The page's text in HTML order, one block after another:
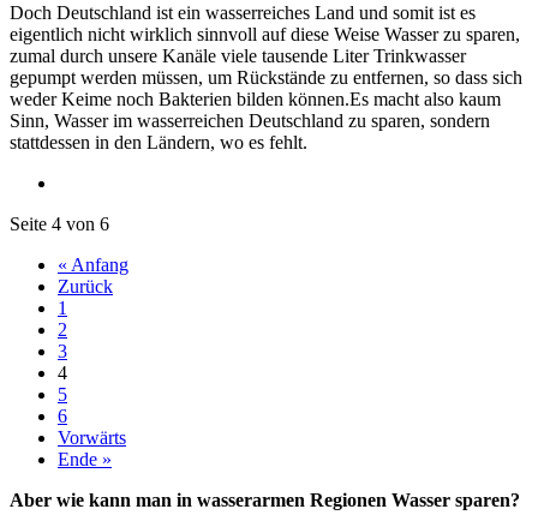
Doch Deutschland ist ein wasserreiches Land und somit ist es
eigentlich nicht wirklich sinnvoll auf diese Weise Wasser zu sparen,
zumal durch unsere Kanäle viele tausende Liter Trinkwasser
gepumpt werden müssen, um Rückstände zu entfernen, so dass sich
weder Keime noch Bakterien bilden können.Es macht also kaum
Sinn, Wasser im wasserreichen Deutschland zu sparen, sondern
stattdessen in den Ländern, wo es fehlt.
Seite 4 von 6
« Anfang
Zurück
1
2
3
4
5
6
Vorwärts
Ende »
Aber wie kann man in wasserarmen Regionen Wasser sparen?